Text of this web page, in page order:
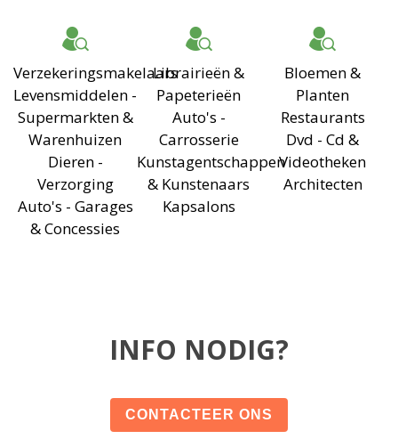
Verzekeringsmakelaars
Levensmiddelen -
Supermarkten &
Warenhuizen
Dieren -
Verzorging
Auto's - Garages
& Concessies
Librairieën &
Papeterieën
Auto's -
Carrosserie
Kunstagentschappen
& Kunstenaars
Kapsalons
Bloemen &
Planten
Restaurants
Dvd - Cd &
Videotheken
Architecten
INFO NODIG?
CONTACTEER ONS